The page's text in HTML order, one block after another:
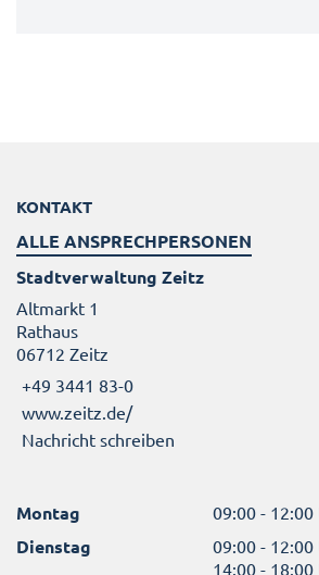
KONTAKT
ALLE ANSPRECHPERSONEN
Stadtverwaltung Zeitz
Altmarkt 1
Rathaus
06712 Zeitz
+49 3441 83-0
www.zeitz.de/
Nachricht schreiben
Montag 09:00 - 12:00
Dienstag
09:00 - 12:00
14:00 - 18:00